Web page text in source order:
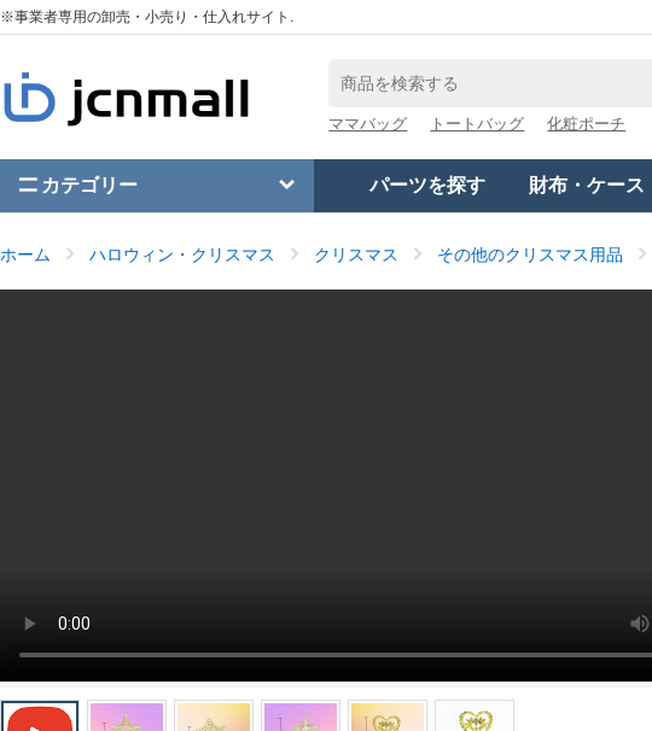
※事業者専用の卸売・小売り・仕入れサイト.
ママバッグ トートバッグ 化粧ポーチ
カテゴリー パーツを探す 財布・ケース
ホーム ハロウィン・クリスマス クリスマス その他のクリスマス用品